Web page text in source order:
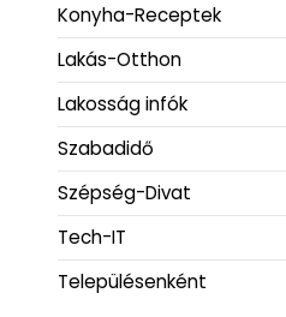
Konyha-Receptek
Lakás-Otthon
Lakosság infók
Szabadidő
Szépség-Divat
Tech-IT
Településenként